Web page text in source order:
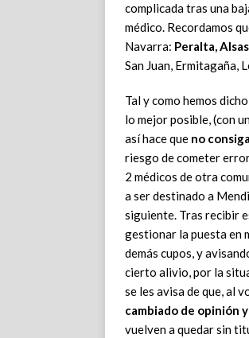
complicada tras una
médico. Recordamos
Navarra: Peralta,
San Juan, Ermitagaña,
Tal y como hemos
lo mejor posible, (con
así hace que no
riesgo de cometer
2 médicos de otra
a ser destinado a
siguiente. Tras recibir
gestionar la puesta en
demás cupos, y
cierto alivio, por la
se les avisa de que, al
cambiado de opinión
vuelven a quedar sin